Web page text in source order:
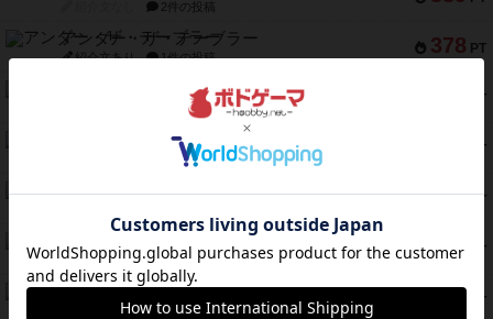
2件の投稿
378 PT
アンダー・ザ・テーブラー
紹介文あり 1件の投稿
PT
8件の投稿
PT
セミファイナル ～お前はまだ生きている～
1件の投稿
97 PT
ワン・トゥ・ファイブ
91 PT
紹介文あり 1件の投稿
91 PT
ふたつの城の物語
紹介文あり 6件の投稿